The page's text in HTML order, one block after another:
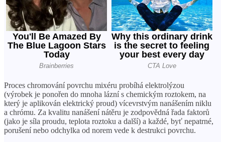
Proces chromování povrchu mixéru probíhá elektrolýzou
(výrobek je ponořen do mnoha lázní s chemickým roztokem, na
který je aplikován elektrický proud) vícevrstvým nanášením niklu
a chrómu. Za kvalitu nanášení nátěru je zodpovědná řada faktorů
(jako je síla proudu, teplota roztoku a další) a každé, byť nepatrné,
porušení nebo odchylka od norem vede k destrukci povrchu.